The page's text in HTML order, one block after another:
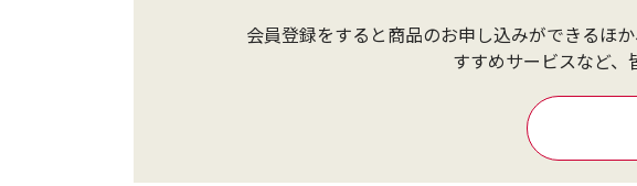
会員登録をすると商品のお申し込みができるほ
すすめサービスなど、